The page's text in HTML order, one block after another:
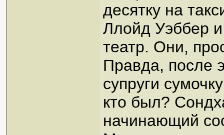
десятку на
Ллойд Уэббер
театр. Они,
Правда, после
супруги
кто был?
начинающий